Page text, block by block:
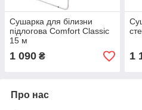
Сушарка для білизни
підлогова Comfort Classic
15 м
1 090 ₴ 1
Про нас